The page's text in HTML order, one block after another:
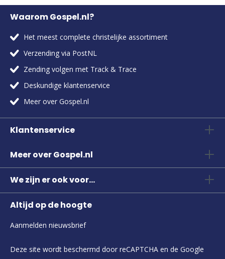
Waarom Gospel.nl?
Het meest complete christelijke assortiment
Verzending via PostNL
Zending volgen met Track & Trace
Deskundige klantenservice
Meer over Gospel.nl
Klantenservice
Meer over Gospel.nl
We zijn er ook voor...
Altijd op de hoogte
Aanmelden nieuwsbrief
Deze site wordt beschermd door reCAPTCHA en de Google